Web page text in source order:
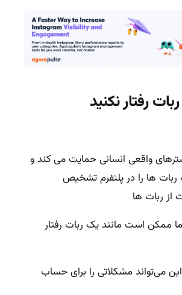
واقعی انسانی حمایت می کند و
ربات ها را در پلتفرم تشخیص
ربات ها
ممکن است مانند یک ربات رفتار
این می‌تواند مشکلاتی را برای حساب